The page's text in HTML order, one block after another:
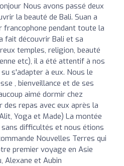
Nous avons passé deux
la beauté de Bali. Suan a
pendant toute la
fait découvrir Bali et sa
temples, religion, beauté
etc), il a été attentif à nos
s'adapter à eux. Nous le
, bienveillance et de ses
aimé dormir chez
des repas avec eux après la
Yoga et Made) La montée
difficultés et nous étions
Nouvelles Terres qui
premier voyage en Asie
Alexane et Aubin